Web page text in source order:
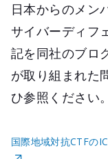
日本からのメン
サイバーディフ
記を同社のブロ
が取り組まれた
ひ参照ください。
国際地域対抗CTFの